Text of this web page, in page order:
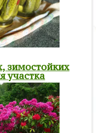
зимостойких
участка